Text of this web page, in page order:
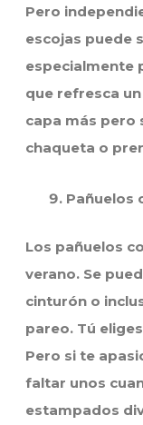
Pero
escojas puede
especialmente
que refresca
capa más pero
chaqueta o
Pañuelos
Los pañuelos
verano. Se
cinturón o
pareo. Tú
Pero si te
faltar unos
estampados